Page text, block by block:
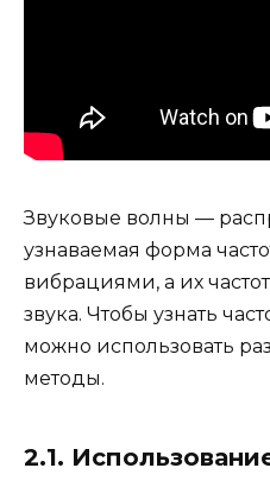
Звуковые волны —
узнаваемая форма
вибрациями, а их
звука. Чтобы узнать
можно использовать
методы.
2.1.